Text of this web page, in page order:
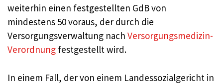
weiterhin einen festgestellten GdB von
mindestens 50 voraus, der durch die
Versorgungsverwaltung nach Versorgungsmedizin-
Verordnung festgestellt wird.
In einem Fall, der von einem Landessozialgericht in